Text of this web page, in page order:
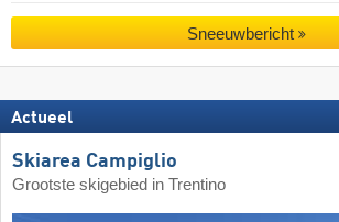
Sneeuwbericht
Actueel
Skiarea Campiglio
Grootste skigebied in Trentino